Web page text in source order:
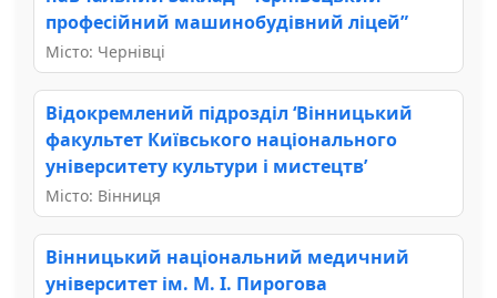
професійний машинобудівний ліцей”
Місто: Чернівці
Відокремлений підрозділ ‘Вінницький
факультет Київського національного
університету культури і мистецтв’
Місто: Вінниця
Вінницький національний медичний
університет ім. М. І. Пирогова